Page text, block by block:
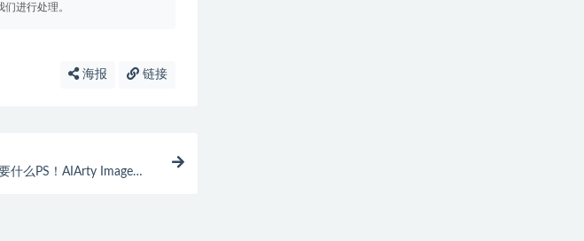
进行处理。
海报 链接
什么PS！AIArty Image